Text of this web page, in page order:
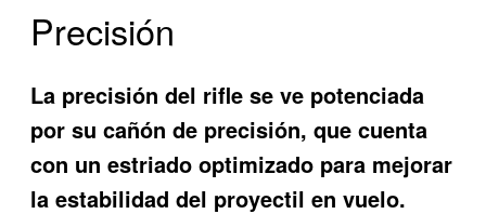
Precisión
La precisión del rifle se ve potenciada
por su cañón de precisión, que cuenta
con un estriado optimizado para mejorar
la estabilidad del proyectil en vuelo.